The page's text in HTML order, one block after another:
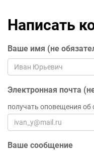
Написать
Ваше имя (не
Электронная почта
получать оповещения об
Ваше сообщение